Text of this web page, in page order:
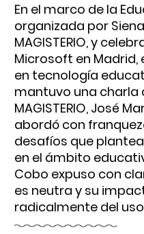
En el marco de la
organizada por
MAGISTERIO, y
Microsoft en
en tecnología
mantuvo una charla
MAGISTERIO, José
abordó con
desafíos que
en el ámbito
Cobo expuso con
es neutra y su
radicalmente del